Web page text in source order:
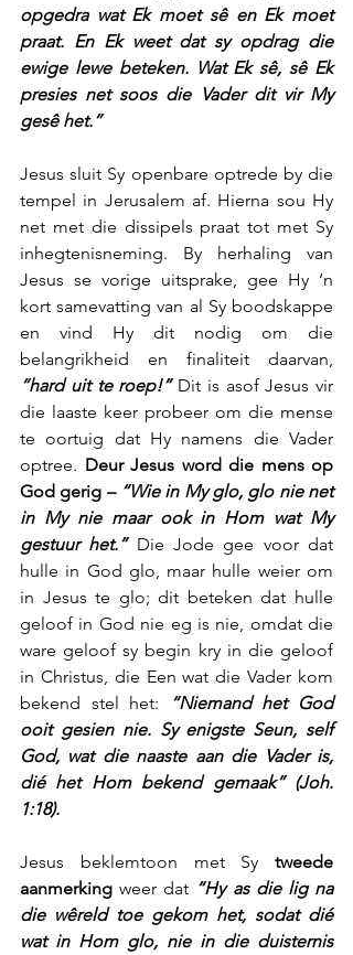
opgedra wat Ek moet sê en Ek moet
praat. En Ek weet dat sy opdrag die
ewige lewe beteken. Wat Ek sê, sê Ek
presies net soos die Vader dit vir My
gesê het.”
Jesus sluit Sy openbare optrede by die
tempel in Jerusalem af. Hierna sou Hy
net met die dissipels praat tot met Sy
inhegtenisneming. By herhaling van
Jesus se vorige uitsprake, gee Hy ‘n
kort samevatting van al Sy boodskappe
en vind Hy dit nodig om die
“hard uit te roep!” Dit is asof Jesus vir
die laaste keer probeer om die mense
te oortuig dat Hy namens die Vader
optree. Deur Jesus word die mens op
God gerig – “Wie in My glo, glo nie net
in My nie maar ook in Hom wat My
gestuur het.” Die Jode gee voor dat
hulle in God glo, maar hulle weier om
in Jesus te glo; dit beteken dat hulle
geloof in God nie eg is nie, omdat die
ware geloof sy begin kry in die geloof
in Christus, die Een wat die Vader kom
bekend stel het:
“Niemand het God
ooit gesien nie. Sy enigste Seun, self
God, wat die naaste aan die Vader is,
dié het Hom bekend gemaak” (Joh.
1:18).
Jesus beklemtoon met Sy tweede
aanmerking weer dat “Hy as die lig na
die wêreld toe gekom het, sodat dié
wat in Hom glo, nie in die duisternis